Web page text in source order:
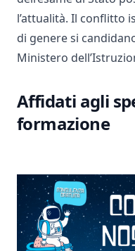
l’attualità. Il conflitto
di genere si
Ministero
Affidati agli
formazione